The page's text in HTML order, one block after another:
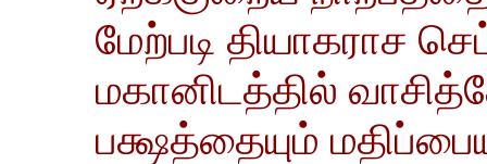
மேற்படி தியாகராச
மகானிடத்தில்
பக்ஷத்தையும்